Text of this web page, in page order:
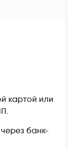
картой или
банк-